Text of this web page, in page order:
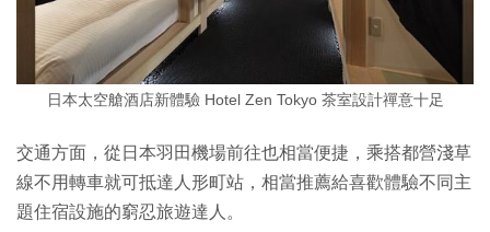
日本太空艙酒店新體驗 Hotel Zen Tokyo 茶室設計禪意十足
交通方面，從日本羽田機場前往也相當便捷，乘搭都營淺草
線不用轉車就可抵達人形町站，相當推薦給喜歡體驗不同主
題住宿設施的窮忍旅遊達人。